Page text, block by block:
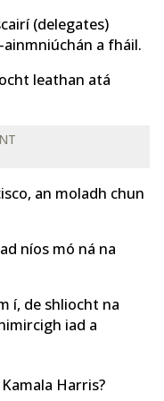
(delegates)
a fháil.
leathan atá
an moladh chun
níos mó ná na
í, de shliocht na
iad a
Harris?